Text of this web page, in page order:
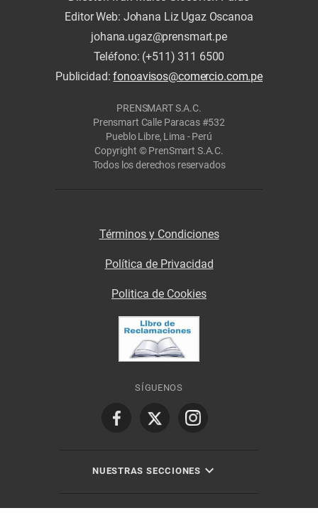
Editor Web: Johana Liz Ugaz Oscanoa
johana.ugaz@prensmart.pe
Teléfono: (+511) 311 6500
Publicidad:fonoavisos@comercio.com.pe
PRENSMART S.A.C.
Prensmart Calle Paracas #532
Pueblo Libre, Lima - Perú
Copyright © PrenSmart S.A.C.
Todos los derechos reservados
Términos y Condiciones
Política de Privacidad
Politica de Cookies
SÍGUENOS
NUESTRAS SECCIONES